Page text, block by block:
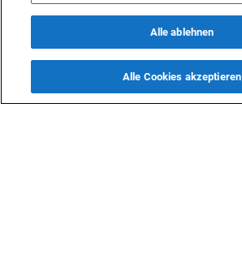
Alle ablehnen
Alle Cookies akzeptieren